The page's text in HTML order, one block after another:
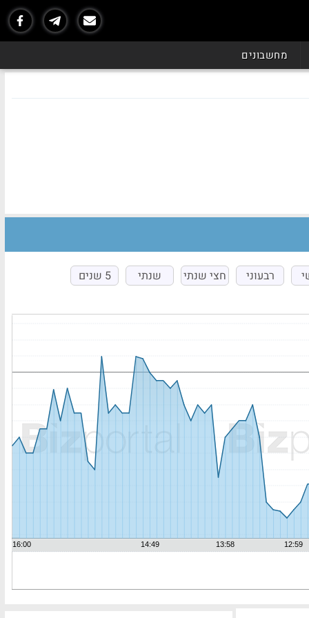
מחשבונים
רבעוני חצי שנתי שנתי 5 שנים